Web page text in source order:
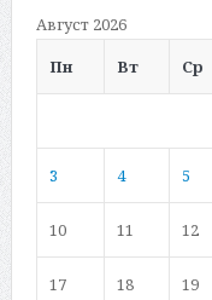
Август 2026
Пн
Вт Ср
3 4 5
10 11 12
17 18 19